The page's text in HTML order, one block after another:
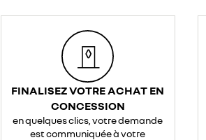
FINALISEZ VOTRE ACHAT EN
CONCESSION
en quelques clics, votre demande
est communiquée à votre